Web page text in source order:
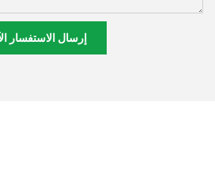
إرسال الاستفسار